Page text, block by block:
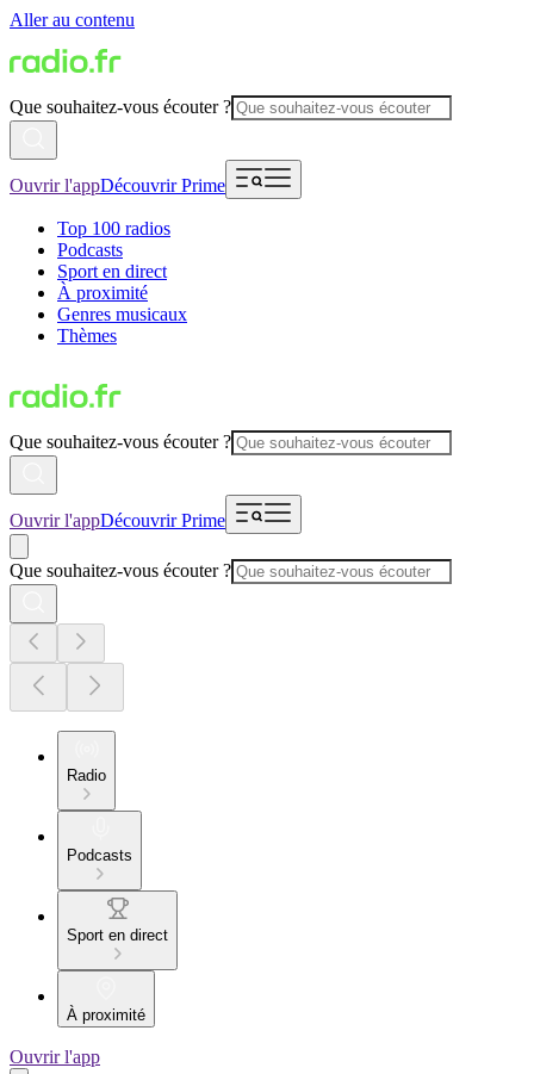
Aller au contenu
Que souhaitez-vous écouter ?
Ouvrir l'appDécouvrir Prime
Top 100 radios
Podcasts
Sport en direct
À proximité
Genres musicaux
Thèmes
Que souhaitez-vous écouter ?
Ouvrir l'appDécouvrir Prime
Que souhaitez-vous écouter ?
Radio
Podcasts
Sport en direct
À proximité
Ouvrir l'app